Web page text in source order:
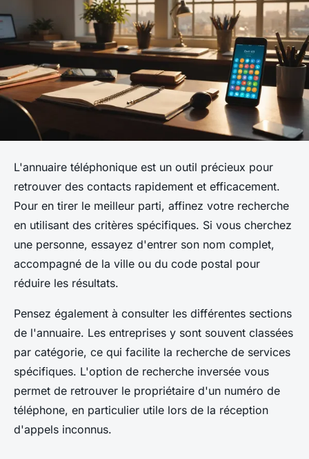
L'annuaire téléphonique est un outil précieux pour
retrouver des contacts rapidement et efficacement.
Pour en tirer le meilleur parti, affinez votre recherche
en utilisant des critères spécifiques. Si vous cherchez
une personne, essayez d'entrer son nom complet,
accompagné de la ville ou du code postal pour
réduire les résultats.
Pensez également à consulter les différentes sections
de l'annuaire. Les entreprises y sont souvent classées
par catégorie, ce qui facilite la recherche de services
spécifiques. L'option de recherche inversée vous
permet de retrouver le propriétaire d'un numéro de
téléphone, en particulier utile lors de la réception
d'appels inconnus.